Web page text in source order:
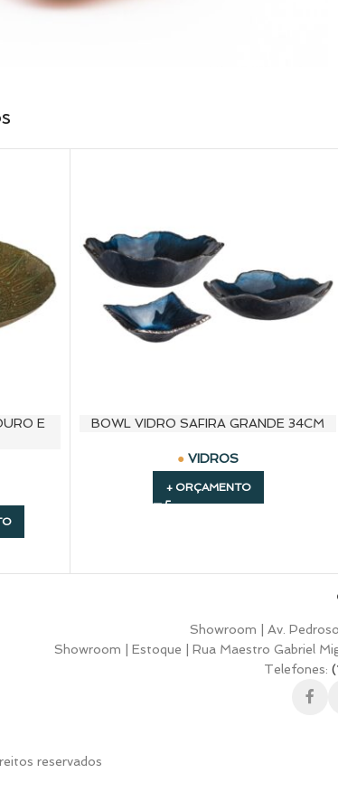
E
BOWL VIDRO SAFIRA GRANDE 34CM
VIDROS
+ ORÇAMENTO
Showroom | Av.
Showroom | Estoque | Rua Maestro Gabriel
Telefones:
reservados